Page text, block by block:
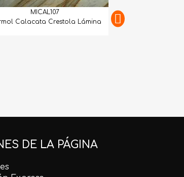
MICAL107
Calacata Crestola Lámina
DE LA PÁGINA